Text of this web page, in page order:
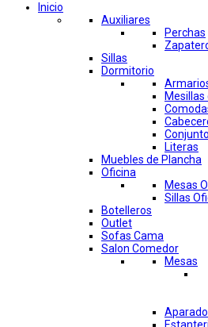
Inicio
Auxiliares
Perchas
Sillas
Dormitorio
Mesillas
Literas
Muebles de Plancha
Oficina
Mesas
Sillas
Botelleros
Outlet
Sofas Cama
Salon Comedor
Mesas